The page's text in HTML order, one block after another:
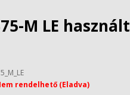
M LE használt
rendelhető (Eladva)